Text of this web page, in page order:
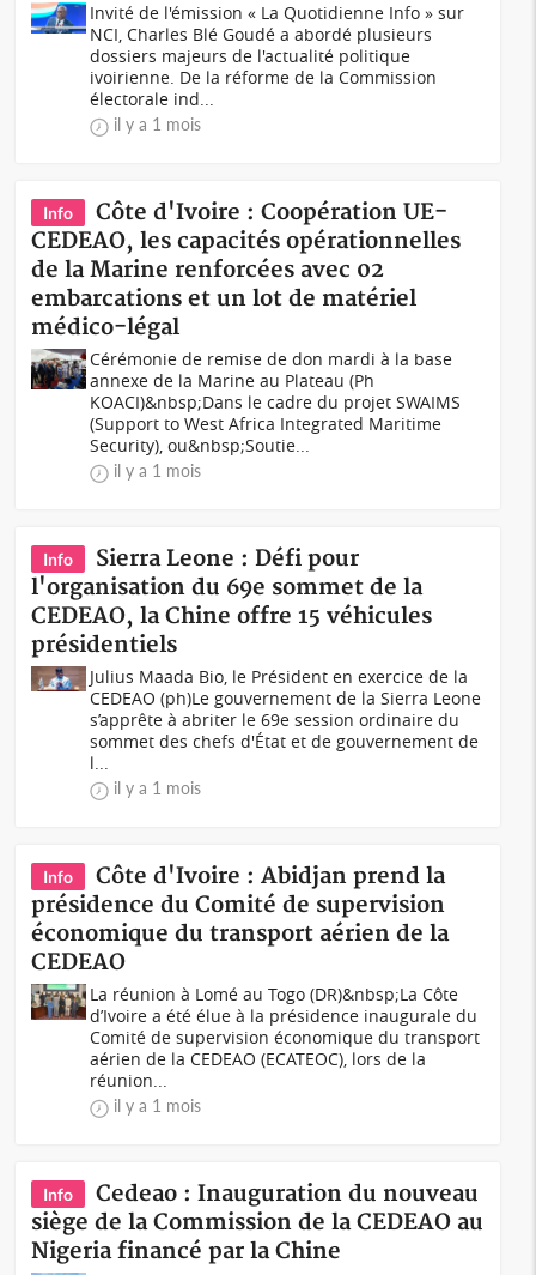
Invité de l'émission « La Quotidienne Info » sur
NCI, Charles Blé Goudé a abordé plusieurs
dossiers majeurs de l'actualité politique
ivoirienne. De la réforme de la Commission
électorale ind...
il y a 1 mois
Info
Côte d'Ivoire : Coopération UE-
CEDEAO, les capacités opérationnelles
de la Marine renforcées avec 02
embarcations et un lot de matériel
médico-légal
Cérémonie de remise de don mardi à la base
annexe de la Marine au Plateau (Ph
KOACI)&nbsp;Dans le cadre du projet SWAIMS
(Support to West Africa Integrated Maritime
Security), ou&nbsp;Soutie...
il y a 1 mois
Info
Sierra Leone : Défi pour
l'organisation du 69e sommet de la
CEDEAO, la Chine offre 15 véhicules
présidentiels
Julius Maada Bio, le Président en exercice de la
CEDEAO (ph)Le gouvernement de la Sierra Leone
s’apprête à abriter le 69e session ordinaire du
sommet des chefs d'État et de gouvernement de
l...
il y a 1 mois
Info
Côte d'Ivoire : Abidjan prend la
présidence du Comité de supervision
économique du transport aérien de la
CEDEAO
La réunion à Lomé au Togo (DR)&nbsp;La Côte
d’Ivoire a été élue à la présidence inaugurale du
Comité de supervision économique du transport
aérien de la CEDEAO (ECATEOC), lors de la
réunion...
il y a 1 mois
Info
Cedeao : Inauguration du nouveau
siège de la Commission de la CEDEAO au
Nigeria financé par la Chine